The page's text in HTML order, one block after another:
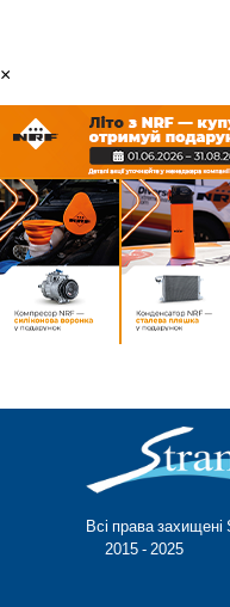
×
Всі права захищені
© 2015 - 2025